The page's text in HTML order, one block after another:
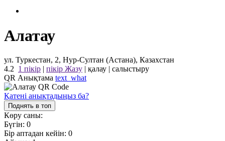
Алатау
ул. Туркестан, 2, Нур-Султан (Астана), Казахстан
4.2 1 пікір | пікір Жазу | қалау | салыстыру
QR Анықтама text_what
Қатені анықтадыңыз ба?
Поднять в топ
Көру саны:
Бүгін: 0
Бір аптадан кейін: 0